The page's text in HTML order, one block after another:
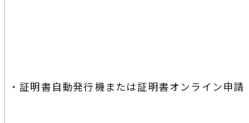
・証明書自動発行機または証明書オンライン申請